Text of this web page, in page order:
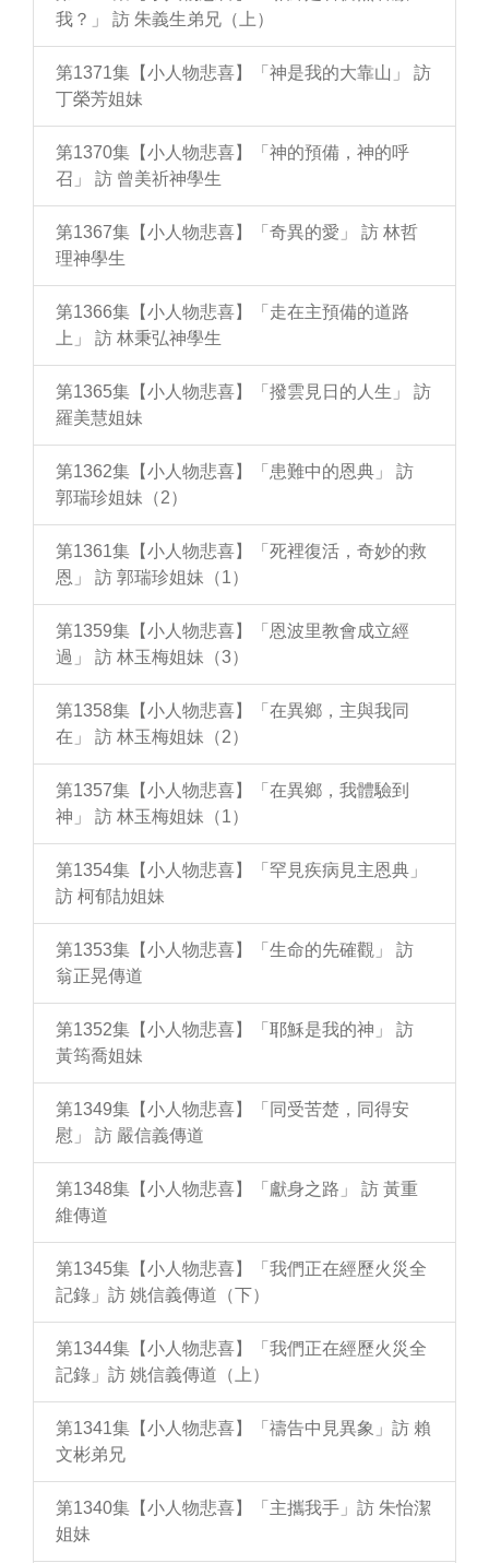
我？」 訪 朱義生弟兄（上）
第1371集【小人物悲喜】「神是我的大靠山」 訪
丁榮芳姐妹
第1370集【小人物悲喜】「神的預備，神的呼
召」 訪 曾美祈神學生
第1367集【小人物悲喜】「奇異的愛」 訪 林哲
理神學生
第1366集【小人物悲喜】「走在主預備的道路
上」 訪 林秉弘神學生
第1365集【小人物悲喜】「撥雲見日的人生」 訪
羅美慧姐妹
第1362集【小人物悲喜】「患難中的恩典」 訪
郭瑞珍姐妹（2）
第1361集【小人物悲喜】「死裡復活，奇妙的救
恩」 訪 郭瑞珍姐妹（1）
第1359集【小人物悲喜】「恩波里教會成立經
過」 訪 林玉梅姐妹（3）
第1358集【小人物悲喜】「在異鄉，主與我同
在」 訪 林玉梅姐妹（2）
第1357集【小人物悲喜】「在異鄉，我體驗到
神」 訪 林玉梅姐妹（1）
第1354集【小人物悲喜】「罕見疾病見主恩典」
訪 柯郁劼姐妹
第1353集【小人物悲喜】「生命的先確觀」 訪
翁正晃傳道
第1352集【小人物悲喜】「耶穌是我的神」 訪
黃筠喬姐妹
第1349集【小人物悲喜】「同受苦楚，同得安
慰」 訪 嚴信義傳道
第1348集【小人物悲喜】「獻身之路」 訪 黃重
維傳道
第1345集【小人物悲喜】「我們正在經歷火災全
記錄」訪 姚信義傳道（下）
第1344集【小人物悲喜】「我們正在經歷火災全
記錄」訪 姚信義傳道（上）
第1341集【小人物悲喜】「禱告中見異象」訪 賴
文彬弟兄
第1340集【小人物悲喜】「主攜我手」訪 朱怡潔
姐妹